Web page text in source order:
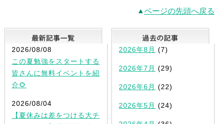
ページの先頭へ戻る
最新記事一覧
2026/08/08
この夏勉強をスタートする
皆さんに無料イベントを紹
介🌻
2026/08/04
【夏休みは差をつける大チ
2026年8月 (7)
2026年7月 (29)
2026年6月 (22)
2026年5月 (24)